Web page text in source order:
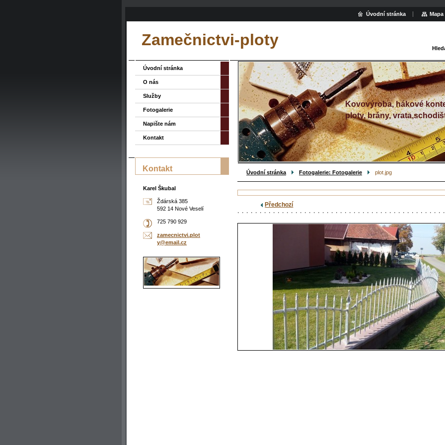
Zamečnictvi-ploty
Kovovýroba, hákové
ploty, brány,
Úvodní stránka Fotogalerie: Fotogalerie plot.jpg
Předchozí
Úvodní stránka
O nás
Služby
Fotogalerie
Napište nám
Kontakt
Kontakt
Karel Škubal
Ždárská 385
592 14 Nové Veselí
725 790 929
zamecnictvi.plot
y@email.cz
Úvodní stránka